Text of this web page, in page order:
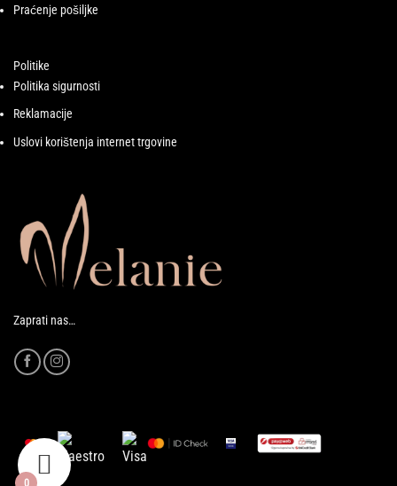
Praćenje pošiljke
Politike
Politika sigurnosti
Reklamacije
Uslovi korištenja internet trgovine
Zaprati nas…
0